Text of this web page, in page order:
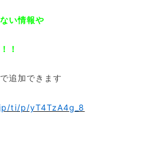
い情報や
！
追加できます
ti/p/yT4TzA4g_8